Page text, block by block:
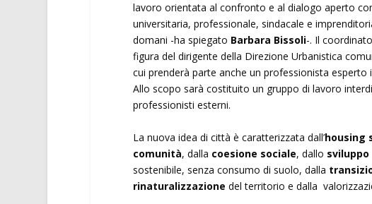
lavoro orientata al confronto e al dialogo aperto
universitaria, professionale, sindacale e
domani -ha spiegato Barbara Bissoli-. Il
figura del dirigente della Direzione Urbanistica
cui prenderà parte anche un professionista esperto
Allo scopo sarà costituito un gruppo di lavoro
professionisti esterni.
La nuova idea di città è caratterizzata dall’housing
comunità, dalla coesione sociale, dallo sviluppo
sostenibile, senza consumo di suolo, dalla
rinaturalizzazione del territorio e dalla